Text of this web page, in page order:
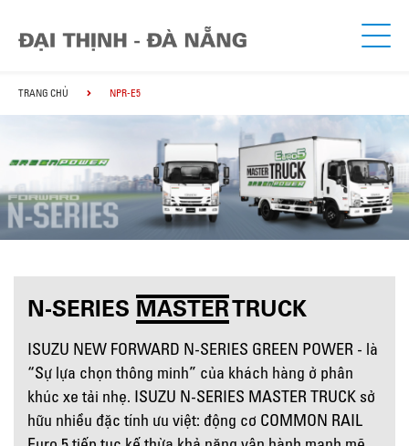
TRANG CHỦ NPR-E5
N-SERIES MASTERTRUCK
ISUZU NEW FORWARD N-SERIES GREEN POWER - là
“Sự lựa chọn thông minh” của khách hàng ở phân
khúc xe tải nhẹ. ISUZU N-SERIES MASTER TRUCK sở
hữu nhiều đặc tính ưu việt: động cơ COMMON RAIL